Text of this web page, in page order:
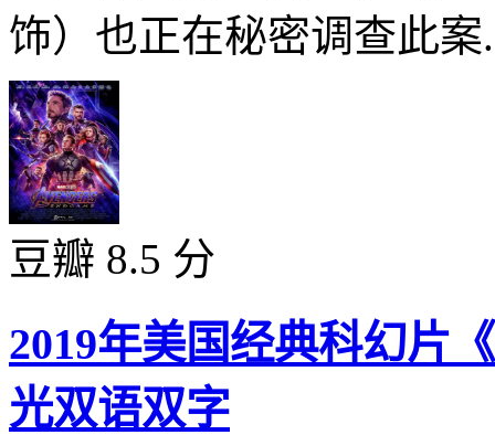
饰）也正在秘密调查此
豆瓣 8.5 分
2019年美国经典科幻片
光双语双字